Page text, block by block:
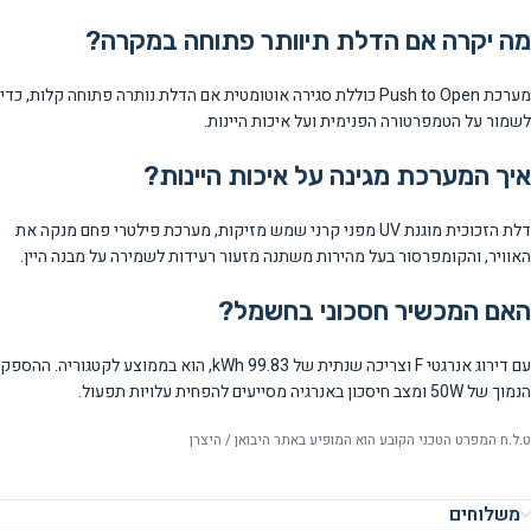
מה יקרה אם הדלת תיוותר פתוחה במקרה?
מערכת Push to Open כוללת סגירה אוטומטית אם הדלת נותרה פתוחה קלות, כדי
לשמור על הטמפרטורה הפנימית ועל איכות היינות.
איך המערכת מגינה על איכות היינות?
דלת הזכוכית מוגנת UV מפני קרני שמש מזיקות, מערכת פילטרי פחם מנקה את
האוויר, והקומפרסור בעל מהירות משתנה מזעור רעידות לשמירה על מבנה היין.
האם המכשיר חסכוני בחשמל?
עם דירוג אנרגטי F וצריכה שנתית של 99.83 kWh, הוא בממוצע לקטגוריה. ההספק
הנמוך של 50W ומצב חיסכון באנרגיה מסייעים להפחית עלויות תפעול.
ט.ל.ח המפרט הטכני הקובע הוא המופיע באתר היבואן / היצרן
משלוחים